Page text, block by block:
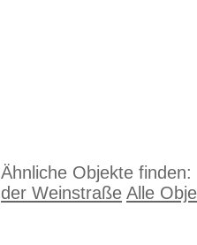
Ähnliche Objekte finden:
der Weinstraße Alle